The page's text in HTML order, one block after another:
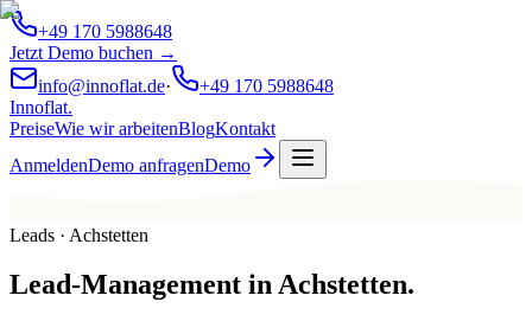
+49 170 5988648
Jetzt Demo buchen →
info@innoflat.de·
+49 170 5988648
Innoflat.
PreiseWie wir arbeitenBlogKontakt
AnmeldenDemo anfragenDemo
Leads · Achstetten
Lead-Management inAchstetten.